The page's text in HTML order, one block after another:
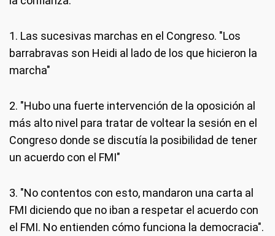
1. Las sucesivas marchas en el Congreso. "Los
barrabravas son Heidi al lado de los que hicieron la
marcha"
2. "Hubo una fuerte intervención de la oposición al
más alto nivel para tratar de voltear la sesión en el
Congreso donde se discutía la posibilidad de tener
un acuerdo con el FMI"
3. "No contentos con esto, mandaron una carta al
FMI diciendo que no iban a respetar el acuerdo con
el FMI. No entienden cómo funciona la democracia".